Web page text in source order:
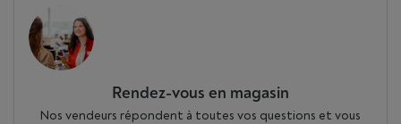
Rendez-vous en magasin
Nos vendeurs répondent à toutes vos questions et vous